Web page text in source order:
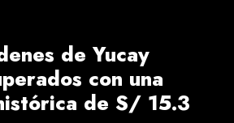
de Yucay
con una
de S/ 15.3